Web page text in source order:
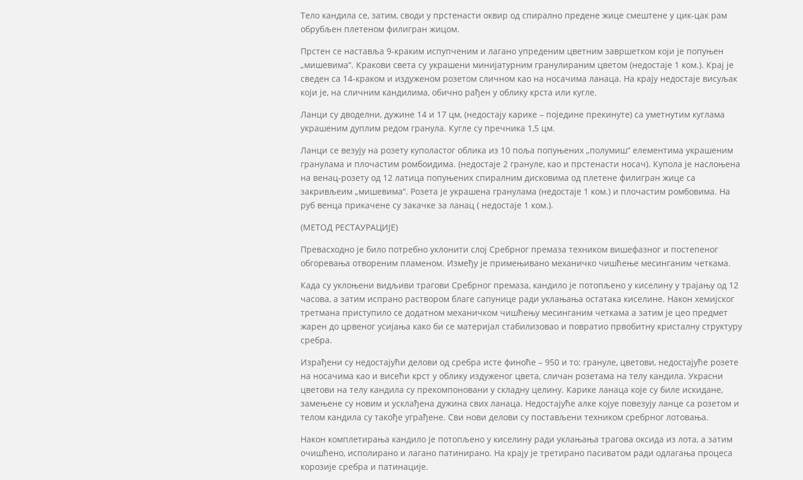
Тело кандила се, затим, своди у прстенасти оквир од спирално предене жице смештене у цик-цак рам
обрубљен плетеном филигран жицом.
Прстен се наставља 9-краким испупченим и лагано упреденим цветним завршетком који је попуњен
„мишевима“. Кракови света су украшени минијатурним гранулираним цветом (недостаје 1 ком.). Крај је
сведен са 14-краком и издуженом розетом сличном као на носачима ланаца. На крају недостаје висуљак
који је, на сличним кандилима, обично рађен у облику крста или кугле.
Ланци су дводелни, дужине 14 и 17 цм, (недостају карике – поједине прекинуте) са уметнутим куглама
украшеним дуплим редом гранула. Кугле су пречника 1,5 цм.
Ланци се везују на розету куполастог облика из 10 поља попуњених „полумиш“ елементима украшеним
гранулама и плочастим ромбоидима. (недостаје 2 грануле, као и прстенасти носач). Купола је наслоњена
на венац-розету од 12 латица попуњених спиралним дисковима од плетене филигран жице са
закривљеим „мишевима“. Розета је украшена гранулама (недостаје 1 ком.) и плочастим ромбовима. На
руб венца прикачене су закачке за ланац ( недостаје 1 ком.).
(МЕТОД РЕСТАУРАЦИЈЕ)
Превасходно је било потребно уклонити слој Сребрног премаза техником вишефазног и постепеног
обгоревања отвореним пламеном. Између је примењивано механичко чишћење месинганим четкама.
Када су уклоњени видљиви трагови Сребрног премаза, кандило је потопљено у киселину у трајању од 12
часова, а затим испрано раствором благе сапунице ради уклањања остатака киселине. Након хемијског
третмана приступило се додатном механичком чишћењу месинганим четкама а затим је цео предмет
жарен до црвеног усијања како би се материјал стабилизовао и повратио првобитну кристалну структуру
сребра.
Израђени су недостајући делови од сребра исте финоће – 950 и то: грануле, цветови, недостајуће розете
на носачима као и висећи крст у облику издуженог цвета, сличан розетама на телу кандила. Украсни
цветови на телу кандила су прекомпоновани у складну целину. Карике ланаца које су биле искидане,
замењене су новим и усклађена дужина свих ланаца. Недостајуће алке којуе повезују ланце са розетом и
телом кандила су такође уграђене. Сви нови делови су постављени техником сребрног лотовања.
Након комплетирања кандило је потопљено у киселину ради уклањања трагова оксида из лота, а затим
очишћено, исполирано и лагано патинирано. На крају је третирано пасиватом ради одлагања процеса
корозије сребра и патинације.